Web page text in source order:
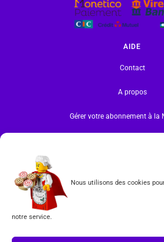
Nous utilisons des cookies
notre service.
AIDE
Contact
A propos
Gérer votre abonnement à la
CGV